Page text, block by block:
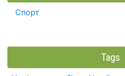
Спорт
Tags